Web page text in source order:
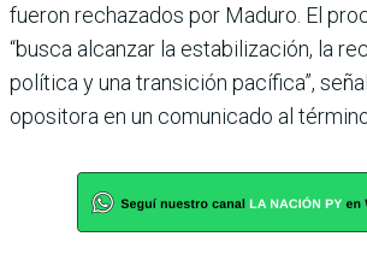
fueron rechazados por Maduro. El
“busca alcanzar la estabilización, la
política y una transición pacífica”,
opositora en un comunicado al